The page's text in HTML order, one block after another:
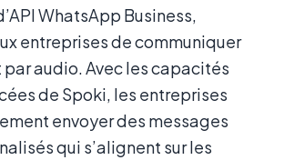
WhatsApp Business,
entreprises de communiquer
audio. Avec les capacités
de Spoki, les entreprises
envoyer des messages
qui s’alignent sur les